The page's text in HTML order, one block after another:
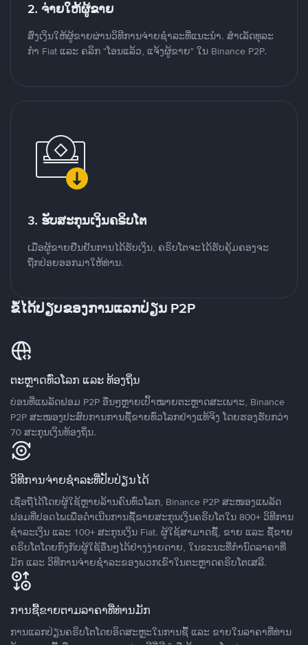
2. ຈ່າຍໃຫ້ຜູ້ຂາຍ
ສົ່ງເງິນໃຫ້ຜູ້ຂາຍຜ່ານວິທີການຈ່າຍຊຳລະທີ່ແນະນໍາ. ສໍາເລັດທຸລະ
ກໍາ Fiat ແລະ ຄລິກ "ໂອນແລ້ວ, ແຈ້ງຜູ້ຂາຍ" ໃນ Binance P2P.
3. ຮັບສະກຸນເງິນຄຣິບໂຕ
ເມື່ອຜູ້ຂາຍຢືນຢັນການໄດ້ຮັບເງິນ, ຄຣິບໂຕຈະໄດ້ຮັບຄຸ້ມຄອງຈະ
ຖືກປ່ອຍອອກມາໃຫ້ທ່ານ.
ຂໍ້ໄດ້ປຽບຂອງການແລກປ່ຽນ P2P
ຕະຫຼາດທົ່ວໂລກ ແລະ ທ້ອງຖິ່ນ
ບ່ອນທີ່ແພລັດຟອມ P2P ອື່ນໆຫຼາຍເປົ້າໝາຍຕະຫຼາດສະເພາະ, Binance
P2P ສະໜອງປະສົບການການຊື້ຂາຍທົ່ວໂລກຢ່າງແທ້ຈິງ ໂດຍຮອງຮັບກວ່າ
70 ສະກຸນເງິນທ້ອງຖິ່ນ.
ວິທີການຈ່າຍຊຳລະທີ່ປັບປ່ຽນໄດ້
ເຊື່ອຖືໄດ້ໂດຍຜູ້ໃຊ້ຫຼາຍລ້ານຄົນທົ່ວໂລກ, Binance P2P ສະໜອງແພລັດ
ຟອມທີ່ປອດໄພເພື່ອດໍາເນີນການຊື້ຂາຍສະກຸນເງິນຄຣິບໂຕໃນ 800+ ວິທີການ
ຊໍາລະເງິນ ແລະ 100+ ສະກຸນເງິນ Fiat. ຜູ້ໃຊ້ສາມາດຊື້, ຂາຍ ແລະ ຊື້ຂາຍ
ຄຣິບໂຕໂດຍກົງກັບຜູ້ໃຊ້ອື່ນໆໄດ້ຢ່າງງ່າຍດາຍ, ໃນຂະນະທີ່ກໍານົດລາຄາທີ່
ມັກ ແລະ ວິທີການຈ່າຍຊຳລະຂອງພວກເຂົາໃນຕະຫຼາດຄຣິບໂຕເສລີ.
ການຊື້ຂາຍຕາມລາຄາທີ່ທ່ານມັກ
ການແລກປ່ຽນຄຣິບໂຕໂດຍອິດສະຫຼະໃນການຊື້ ແລະ ຂາຍໃນລາຄາທີ່ທ່ານ